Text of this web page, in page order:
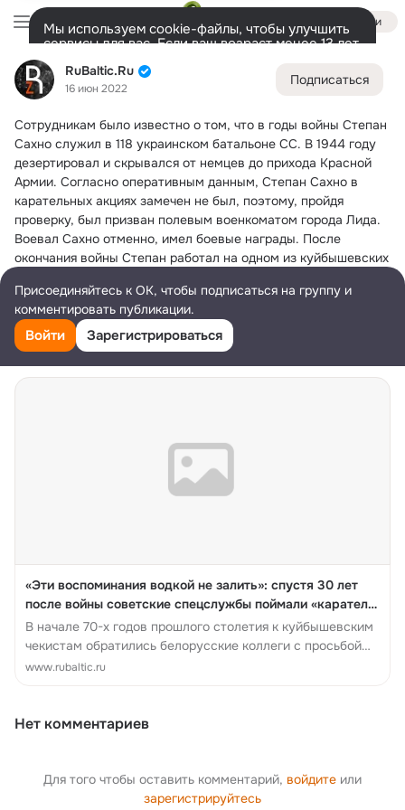
RuBaltic.Ru
16 июн 2022
Подписаться
Сотрудникам было известно о том, что в годы войны Степан
Сахно служил в 118 украинском батальоне СС. В 1944 году
дезертировал и скрывался от немцев до прихода Красной
Армии. Согласно оперативным данным, Степан Сахно в
карательных акциях замечен не был, поэтому, пройдя
проверку, был призван полевым военкоматом города Лида.
Воевал Сахно отменно, имел боевые награды. После
окончания войны Степан работал на одном из куйбышевских
человек «заслуженный и уважаемый».
https://www.rubaltic.ru/context/15062022-eti-vospominaniya-
vodkoy-ne-zalit-spustya-30-let-posle-voyny-sovetskie-
spetssluzhby-poymali-karatelya/
«Эти воспоминания водкой не залить»: спустя 30 лет
после войны советские спецслужбы поймали «карателя
Хатыни» Сахно
В начале 70-х годов прошлого столетия к куйбышевским
чекистам обратились белорусские коллеги с просьбой
опросить некоего Степана Васильев...
www.rubaltic.ru
Нет комментариев
Для того чтобы оставить комментарий, войдите или
зарегистрируйтесь
Войти
Мы используем cookie-файлы, чтобы улучшить
сервисы для вас. Если ваш возраст менее 13 лет,
настроить cookie-файлы должен ваш законный
представитель.Больше информации
Разрешить все
RuBaltic.Ru
Лента
Дополнительная
49 591 Обсуждаемые
Присоединяйтесь к ОК, чтобы подписаться на группу и
комментировать публикации.
Войти Зарегистрироваться